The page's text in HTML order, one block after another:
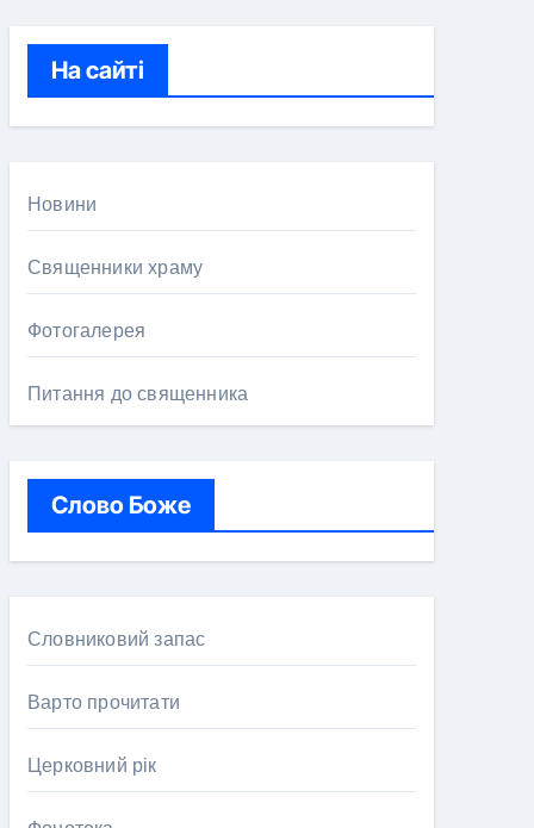
:
На сайті
Новини
Священники храму
Фотогалерея
Питання до священника
Слово Боже
Словниковий запас
Варто прочитати
Церковний рік